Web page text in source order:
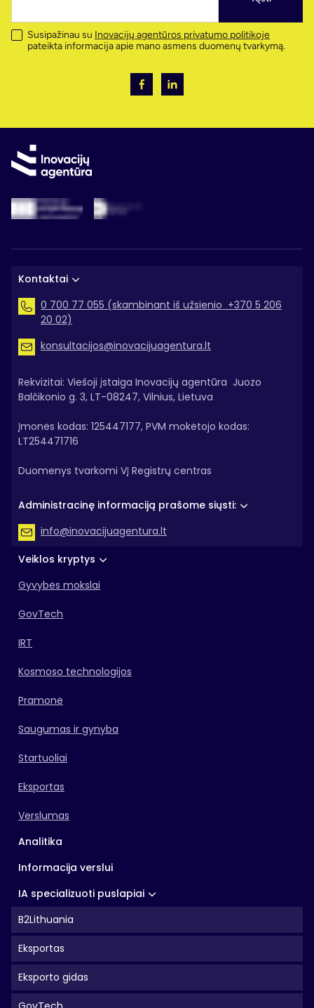
Susipažinau su Inovacijų agentūros privatumo politikoje
pateikta informacija apie mano asmens duomenų tvarkymą.
Veiklos kryptys
Gyvybės mokslai
GovTech
IRT
Kosmoso technologijos
Pramonė
Saugumas ir gynyba
Startuoliai
Eksportas
Verslumas
Analitika
Informacija verslui
IA specializuoti puslapiai
B2Lithuania
Eksportas
Eksporto gidas
Kontaktai
0 700 77 055 (skambinant iš užsienio +370 5 206
20 02)
konsultacijos@inovacijuagentura.lt
Rekvizitai: Viešoji įstaiga Inovacijų agentūra Juozo
Balčikonio g. 3, LT-08247, Vilnius, Lietuva
Įmonės kodas: 125447177, PVM mokėtojo kodas:
LT254471716
Duomenys tvarkomi VĮ Registrų centras
Administracinę informaciją prašome siųsti:
info@inovacijuagentura.lt